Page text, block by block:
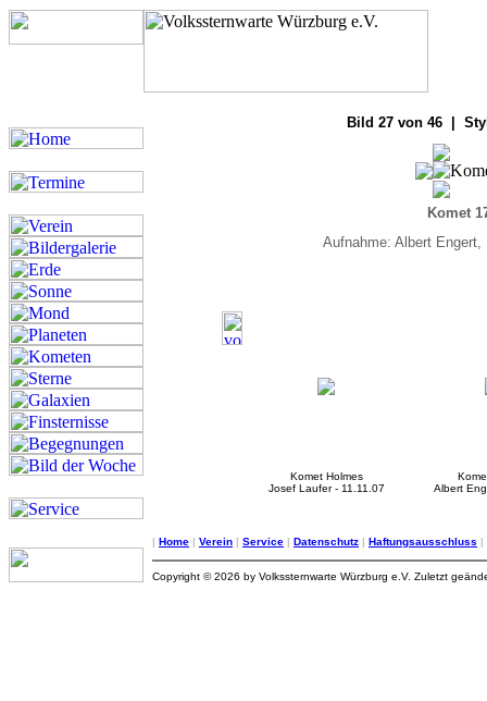
Bild 27 von 46 |
Komet
Aufnahme: Albert Engert,
Komet Holmes
Josef Laufer - 11.11.07
Albert
| Home | Verein | Service | Datenschutz | Haftungsausschluss |
Copyright © 2026 by Volkssternwarte Würzburg e.V. Zuletzt